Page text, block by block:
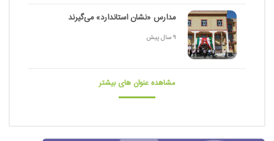
مدارس «نشان استاندارد» می‌گیرند
9 سال پیش
مشاهده عنوان های بیشتر